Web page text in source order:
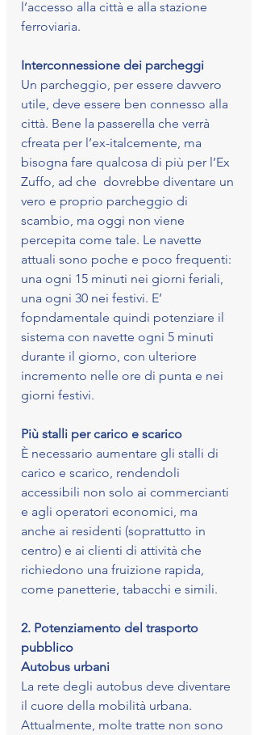
l’accesso alla città e alla stazione
ferroviaria.
Interconnessione dei parcheggi
Un parcheggio, per essere davvero
utile, deve essere ben connesso alla
città. Bene la passerella che verrà
cfreata per l’ex-italcemente, ma
bisogna fare qualcosa di più per l’Ex
Zuffo, ad che  dovrebbe diventare un
vero e proprio parcheggio di
scambio, ma oggi non viene
percepita come tale. Le navette
attuali sono poche e poco frequenti:
una ogni 15 minuti nei giorni feriali,
una ogni 30 nei festivi. E’
fopndamentale quindi potenziare il
sistema con navette ogni 5 minuti
durante il giorno, con ulteriore
incremento nelle ore di punta e nei
giorni festivi.
Più stalli per carico e scarico
È necessario aumentare gli stalli di
carico e scarico, rendendoli
accessibili non solo ai commercianti
e agli operatori economici, ma
anche ai residenti (soprattutto in
centro) e ai clienti di attività che
richiedono una fruizione rapida,
come panetterie, tabacchi e simili.
2. Potenziamento del trasporto
pubblico
Autobus urbani
La rete degli autobus deve diventare
il cuore della mobilità urbana.
Attualmente, molte tratte non sono